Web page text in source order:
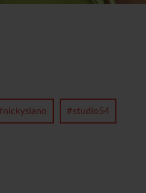
nickysiano studio54